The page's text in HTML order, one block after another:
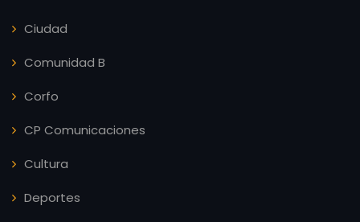
Ciudad
Comunidad B
Corfo
CP Comunicaciones
Cultura
Deportes